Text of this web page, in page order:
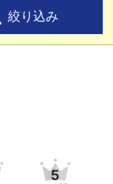
絞り込み
5